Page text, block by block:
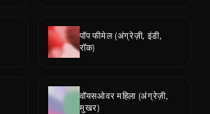
पॉप फीमेल (अंग्रेज़ी, इंडी,
रॉक)
वॉयसओवर महिला (अंग्रेज़ी,
मुखर)